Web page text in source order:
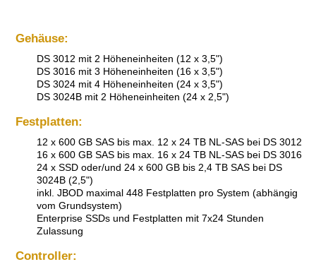
Gehäuse:
DS 3012 mit 2 Höheneinheiten (12 x 3,5")
DS 3016 mit 3 Höheneinheiten (16 x 3,5")
DS 3024 mit 4 Höheneinheiten (24 x 3,5")
DS 3024B mit 2 Höheneinheiten (24 x 2,5")
Festplatten:
12 x 600 GB SAS bis max. 12 x 24 TB NL-SAS bei DS 3012
16 x 600 GB SAS bis max. 16 x 24 TB NL-SAS bei DS 3016
24 x SSD oder/und 24 x 600 GB bis 2,4 TB SAS bei DS
3024B (2,5")
inkl. JBOD maximal 448 Festplatten pro System (abhängig
vom Grundsystem)
Enterprise SSDs und Festplatten mit 7x24 Stunden
Zulassung
Controller: